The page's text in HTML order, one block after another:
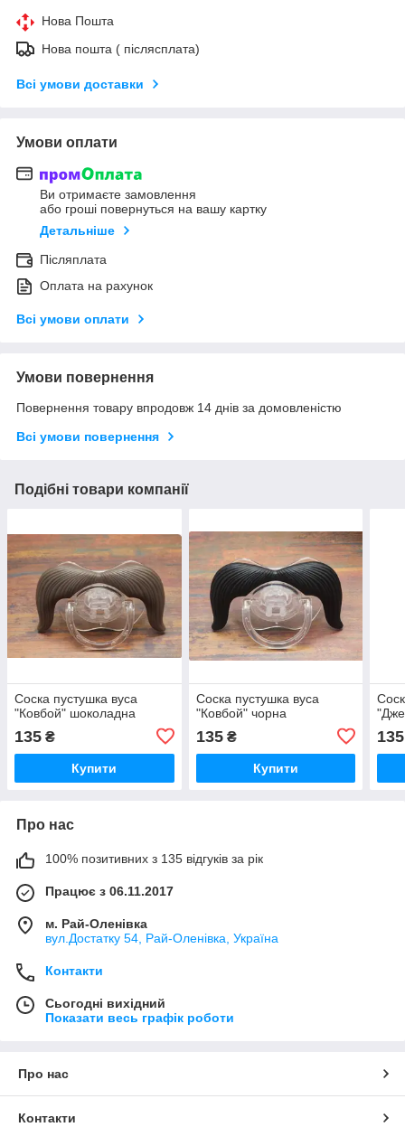
Нова Пошта
Нова пошта ( післясплата)
Всі умови доставки
Умови оплати
Ви отримаєте замовлення
або гроші повернуться на вашу картку
Детальніше
Післяплата
Оплата на рахунок
Всі умови оплати
Умови повернення
Повернення товару впродовж 14 днів за домовленістю
Всі умови повернення
Подібні товари компанії
Соска пустушка вуса
"Ковбой" шоколадна
135 ₴
Купити
Соска пустушка вуса
"Ковбой" чорна
135₴
Купити
135
Про нас
100% позитивних з 135 відгуків за рік
Працює з 06.11.2017
м. Рай-Оленівка
вул.Достатку 54, Рай-Оленівка, Україна
Контакти
Сьогодні вихідний
Показати весь графік роботи
Про нас
Контакти